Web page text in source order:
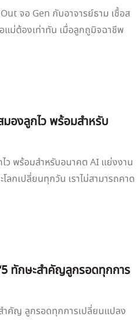
จอ Gen กับอาจารย์ธาม เชื้อส
ม่ต้องเท่าทัน เมื่อลูกถูมิจฉาชีพ
องลูกไว พร้อมสำหรับ
ว พร้อมสำหรับอนาคต AI แย่งงาน
ลกเปลี่ยนทุกวัน เราไม่สามารถคาด
ทักษะสำคัญลูกรอดทุกการ
ำคัญ ลูกรอดทุกการเปลี่ยนแปลง